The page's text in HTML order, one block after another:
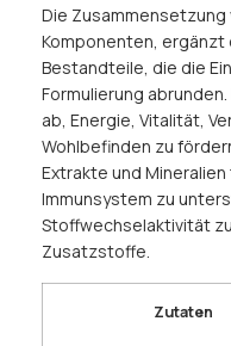
Die
Komponenten,
Bestandteile, die die
Formulierung
ab, Energie, Vitalität,
Wohlbefinden zu
Extrakte und
Immunsystem zu
Stoffwechselaktivität
Zusatzstoffe.
Zutaten